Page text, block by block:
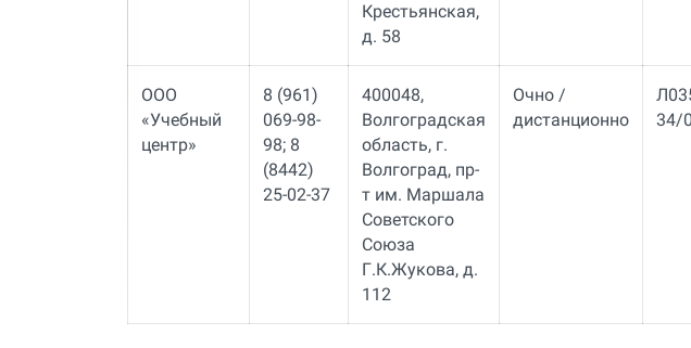
Крестьянская,
д. 58
ООО
«Учебный
центр»
8 (961)
069-98-
98; 8
(8442)
25-02-37
400048,
Волгоградская
область, г.
Волгоград, пр-
т им. Маршала
Советского
Союза
Г.К.Жукова, д.
112
Очно /
дистанционно
34/